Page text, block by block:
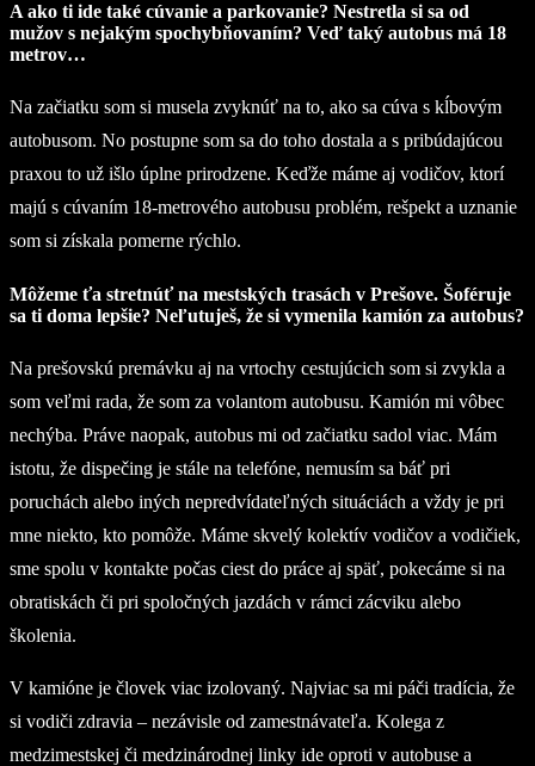
A ako ti ide také cúvanie a parkovanie? Nestretla si sa od
mužov s nejakým spochybňovaním? Veď taký autobus má 18
metrov…
Na začiatku som si musela zvyknúť na to, ako sa cúva s kĺbovým
autobusom. No postupne som sa do toho dostala a s pribúdajúcou
praxou to už išlo úplne prirodzene. Keďže máme aj vodičov, ktorí
majú s cúvaním 18-metrového autobusu problém, rešpekt a uznanie
som si získala pomerne rýchlo.
Môžeme ťa stretnúť na mestských trasách v Prešove. Šoféruje
sa ti doma lepšie? Neľutuješ, že si vymenila kamión za autobus?
Na prešovskú premávku aj na vrtochy cestujúcich som si zvykla a
som veľmi rada, že som za volantom autobusu. Kamión mi vôbec
nechýba. Práve naopak, autobus mi od začiatku sadol viac. Mám
istotu, že dispečing je stále na telefóne, nemusím sa báť pri
poruchách alebo iných nepredvídateľných situáciách a vždy je pri
mne niekto, kto pomôže. Máme skvelý kolektív vodičov a vodičiek,
sme spolu v kontakte počas ciest do práce aj späť, pokecáme si na
obratiskách či pri spoločných jazdách v rámci zácviku alebo
školenia.
V kamióne je človek viac izolovaný. Najviac sa mi páči tradícia, že
si vodiči zdravia – nezávisle od zamestnávateľa. Kolega z
medzimestskej či medzinárodnej linky ide oproti v autobuse a